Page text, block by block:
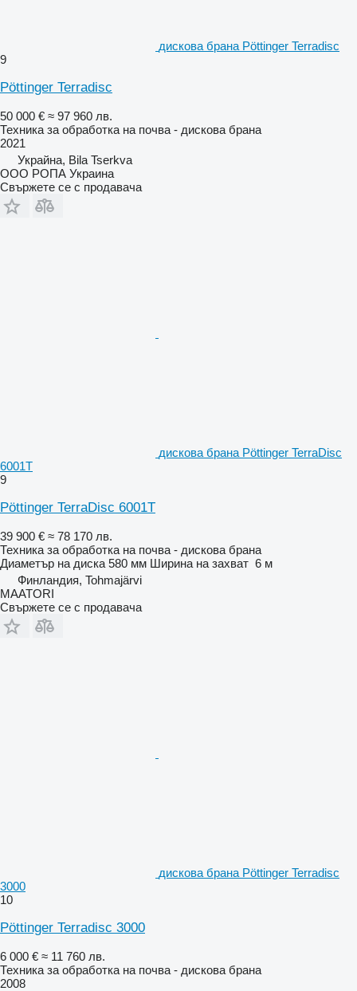
дискова брана Pöttinger Terradisc
9
Pöttinger Terradisc
50 000 € ≈ 97 960 лв.
Техника за обработка на почва - дискова брана
2021
Украйна, Bila Tserkva
ООО РОПА Украина
Свържете се с продавача
дискова брана Pöttinger TerraDisc
6001T
9
Pöttinger TerraDisc 6001T
39 900 € ≈ 78 170 лв.
Техника за обработка на почва - дискова брана
Диаметър на диска 580 мм Ширина на захват 6 м
Финландия, Tohmajärvi
MAATORI
Свържете се с продавача
дискова брана Pöttinger Terradisc
3000
10
Pöttinger Terradisc 3000
6 000 € ≈ 11 760 лв.
Техника за обработка на почва - дискова брана
2008